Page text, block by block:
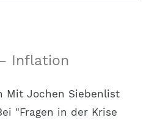
Inflation
Mit Jochen Siebenlist
"Fragen in der Krise